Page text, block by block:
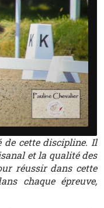
de cette discipline. Il
et la qualité des
réussir dans cette
chaque épreuve,